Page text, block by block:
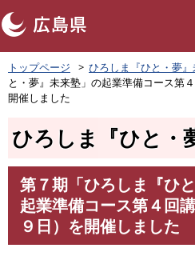
ペ
ー
ジ
の
トップページ ひろしま『ひと・夢
と・夢』未来塾」の起業準備コース第
開催しました
ひろしま『ひと・
第７期「ひろしま『ひ
起業準備コース第４回
９日）を開催しました